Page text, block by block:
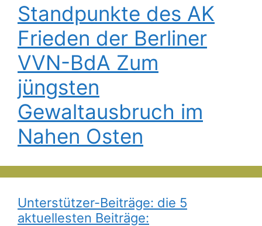
Standpunkte des AK
Frieden der Berliner
VVN-BdA Zum
jüngsten
Gewaltausbruch im
Nahen Osten
Unterstützer-Beiträge: die 5
aktuellesten Beiträge: